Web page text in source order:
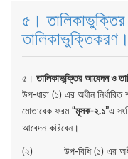
৫।
৫।তালিকাভুক্তির আবেদনও
উপ-ধারা (১) এর অধীন
মোতাবেক ফরম “মূসক-২.১”এ
আবেদন করিবেন।
(২) উপ-বিধি (১) এর অধীন,